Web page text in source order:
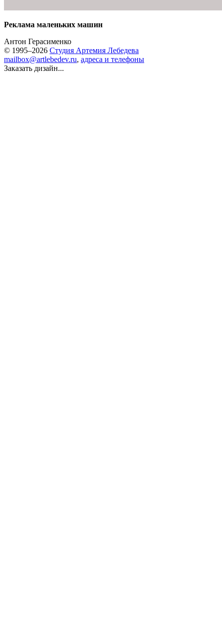
Реклама маленьких машин
Антон Герасименко
© 1995–2026 Студия Артемия Лебедева
mailbox@artlebedev.ru, адреса и телефоны
Заказать дизайн...